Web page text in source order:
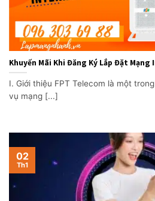
Khuyến Mãi Khi Đăng Ký Lắp Đặt
I. Giới thiệu FPT Telecom là một
vụ mạng [...]
02
Th1